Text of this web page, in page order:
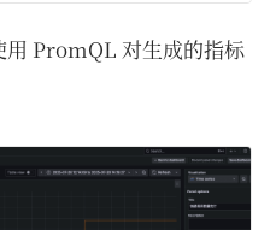
PromQL 对生成的指标